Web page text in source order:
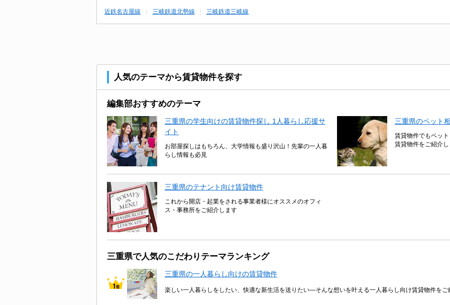
近鉄名古屋線 三岐鉄道北勢線 三岐鉄道三岐線
人気のテーマから賃貸物件を探す
編集部おすすめのテーマ
三重県の学生向けの賃貸物件探し 1人暮らし応援サ
イト
お部屋探しはもちろん、大学情報も盛り沢山！先輩の一人暮
らし情報も必見
三重県のペット
賃貸物件でもペッ
賃貸物件をご紹介し
三重県のテナント向け賃貸物件
これから開店・起業をされる事業者様にオススメのオフィ
ス・事務所をご紹介します
三重県で人気のこだわりテーマランキング
三重県の一人暮らし向けの賃貸物件
楽しい一人暮らしをしたい、快適な新生活を送りたい―そんな想いを叶える一人暮らし向け賃貸物件をご